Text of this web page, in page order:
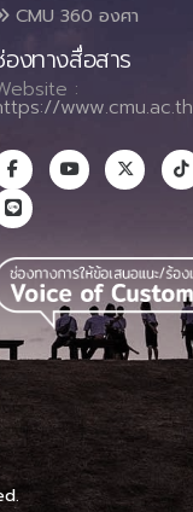
CMU 360 องศา
องทางสื่อสาร
:
www.cmu.ac.th